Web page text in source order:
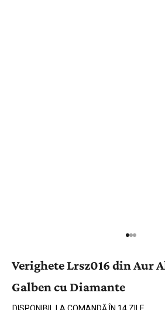
Verighete Lrsz016 din Aur
Galben cu Diamante